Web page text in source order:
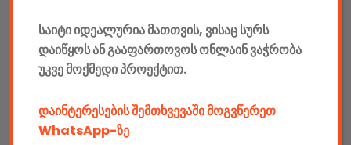
კომპიუტერები & აქსესუარები
ტელეფონები & აქსესუარები
კამერები & აქსესუარები
საიტი იდეალურია მათთვის, ვისაც სურს
დაიწყოს ან გააფართოვოს ონლაინ ვაჭრობა
უკვე მოქმედი პროექტით.
დაინტერესების შემთხვევაში მოგვწერეთ
WhatsApp-ზე